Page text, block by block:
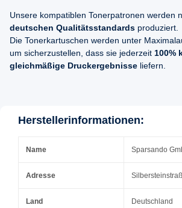
Unsere kompatiblen Tonerpatronen werden
deutschen Qualitätsstandards produziert.
Die Tonerkartuschen werden unter
um sicherzustellen, dass sie jederzeit 100%
gleichmäßige Druckergebnisse liefern.
Herstellerinformationen:
Name Sparsando
Adresse
Land Deutschland